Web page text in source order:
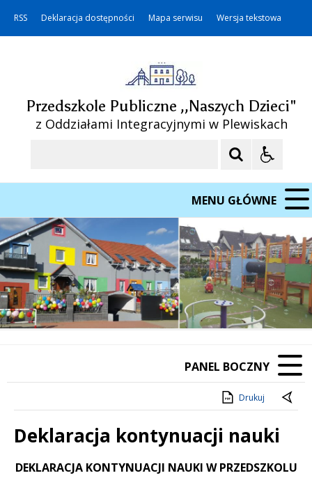
RSS Deklaracja dostępności Mapa serwisu Wersja tekstowa
Przedszkole Publiczne ,,Naszych Dzieci"
z Oddziałami Integracyjnymi w Plewiskach
MENU GŁÓWNE
PANEL BOCZNY
Drukuj
Deklaracja kontynuacji nauki
Treść
DEKLARACJA KONTYNUACJI NAUKI W PRZEDSZKOLU